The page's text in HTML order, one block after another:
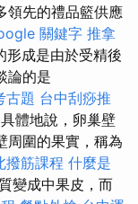
領先的禮品籃供應
關鍵字 推拿
形成是由於受精後
論的是
古題 台中刮痧推
體地說，卵巢壁
周圍的果實，稱為
撥筋課程 什麼是
變成中果皮，而